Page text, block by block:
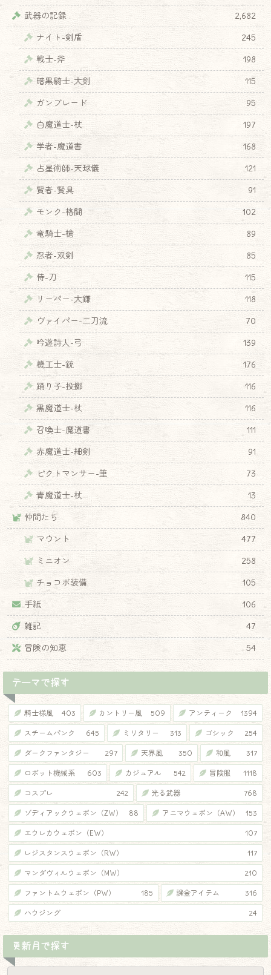
武器の記録
2,682
ナイト-剣盾
245
戦士-斧
198
暗黒騎士-大剣
115
ガンブレード
95
白魔道士-杖
197
学者-魔道書
168
占星術師-天球儀
121
賢者-賢具
91
モンク-格闘
102
竜騎士-槍
89
忍者-双剣
85
侍-刀
115
リーパー-大鎌
118
ヴァイパー-二刀流
70
吟遊詩人-弓
139
機工士-銃
176
踊り子-投擲
116
黒魔道士-杖
116
召喚士-魔道書
111
赤魔道士-細剣
91
ピクトマンサー-筆
73
青魔道士-杖
13
仲間たち
840
マウント
477
ミニオン
258
チョコボ装備
105
手紙
106
雑記
47
冒険の知恵
54
テーマで探す
騎士様風 403 カントリー風 509 アンティーク 1394
スチームパンク 645 ミリタリー 313 ゴシック 254
ダークファンタジー 297 天界風 350 和風 317
ロボット機械系 603 カジュアル 542 冒険服 1118
コスプレ 242 光る武器 768
ゾディアックウェポン（ZW） 88 アニマウェポン（AW） 153
エウレカウェポン（EW） 107
レジスタンスウェポン（RW） 117
マンダヴィルウェポン（MW） 210
ファントムウェポン（PW） 185 課金アイテム 316
ハウジング 24
更新月で探す